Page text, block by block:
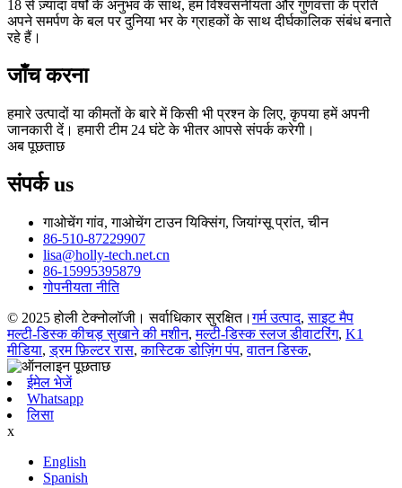
18 से ज़्यादा वर्षों के अनुभव के साथ, हम विश्वसनीयता और गुणवत्ता के प्रति
अपने समर्पण के बल पर दुनिया भर के ग्राहकों के साथ दीर्घकालिक संबंध बनाते
रहे हैं।
जाँच करना
हमारे उत्पादों या कीमतों के बारे में किसी भी प्रश्न के लिए, कृपया हमें अपनी
जानकारी दें। हमारी टीम 24 घंटे के भीतर आपसे संपर्क करेगी।
अब पूछताछ
संपर्कus
गाओचेंग गांव, गाओचेंग टाउन यिक्सिंग, जियांग्सू प्रांत, चीन
86-510-87229907
lisa@holly-tech.net.cn
86-15995395879
गोपनीयता नीति
© 2025 होली टेक्नोलॉजी। सर्वाधिकार सुरक्षित।गर्म उत्पाद,साइट मैप
मल्टी-डिस्क कीचड़ सुखाने की मशीन,मल्टी-डिस्क स्लज डीवाटरिंग, K1
मीडिया,ड्रम फ़िल्टर रास,कास्टिक डोज़िंग पंप,वातन डिस्क,
ईमेल भेजें
Whatsapp
लिसा
x
English
Spanish